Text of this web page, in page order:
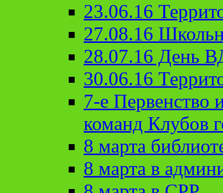
23.06.16
27.08.16
28.07.16 День
30.06.16
7-е Первенство
команд Клубов
8 марта
8 марта в